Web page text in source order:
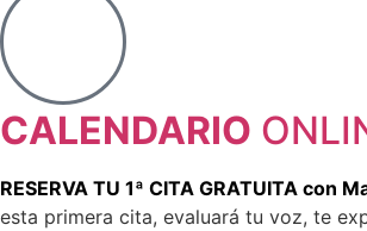
CALENDARIO
RESERVA TU 1ª CITA GRATUITA con
esta primera cita, evaluará tu voz, te